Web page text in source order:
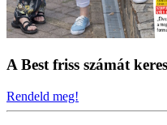
A Best friss számát
Rendeld meg!